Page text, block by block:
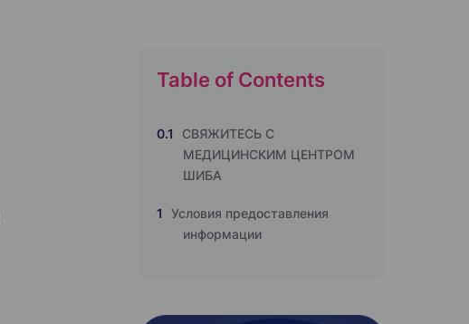
Table of Contents
0.1
СВЯЖИТЕСЬ С
МЕДИЦИНСКИМ ЦЕНТРОМ
ШИБА
1
Условия предоставления
информации